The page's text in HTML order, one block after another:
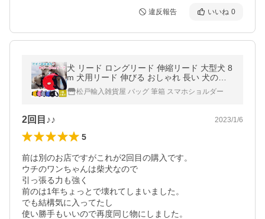
違反報告 いいね 0
犬 リード ロングリード 伸縮リード 大型犬 8
m 犬用リード 伸びる おしゃれ 長い 犬のリ
ード 5m 小型犬 中型
松戸輸入雑貨屋 バッグ 筆箱 スマホショルダー
2回目♪♪ 2023/1/6
5
前は別のお店ですがこれが2回目の購入です。
ウチのワンちゃんは柴犬なので
引っ張る力も強く
前のは1年ちょっとで壊れてしまいました。
でも結構気に入ってたし
使い勝手もいいので再度同じ物にしました。